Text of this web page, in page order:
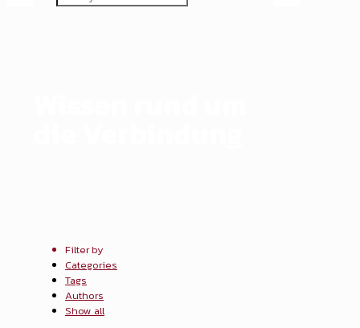
Filter by
Categories
Tags
Authors
Show all